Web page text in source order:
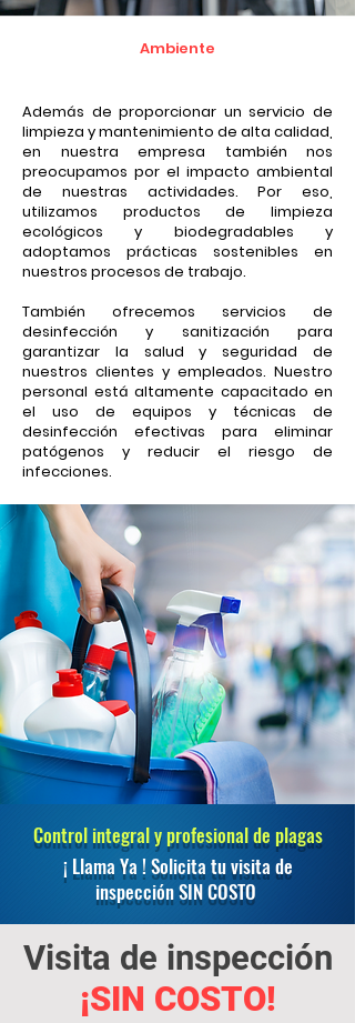
Ambiente
Además de proporcionar un servicio de
limpieza y mantenimiento de alta calidad,
en nuestra empresa también nos
preocupamos por el impacto ambiental
de nuestras actividades. Por eso,
utilizamos productos de limpieza
ecológicos y biodegradables y
adoptamos prácticas sostenibles en
nuestros procesos de trabajo.
También ofrecemos servicios de
desinfección y sanitización para
garantizar la salud y seguridad de
nuestros clientes y empleados. Nuestro
personal está altamente capacitado en
el uso de equipos y técnicas de
desinfección efectivas para eliminar
patógenos y reducir el riesgo de
infecciones.
Control integral y profesional de plagas
¡ Llama Ya ! Solicita tu visita de
inspección SIN COSTO
Visita de inspección
¡SIN COSTO!